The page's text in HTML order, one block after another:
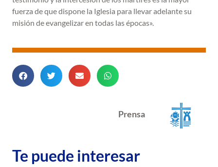
fuerza de que dispone la Iglesia para llevar adelante su
misión de evangelizar en todas las épocas».
Prensa
Te puede interesar